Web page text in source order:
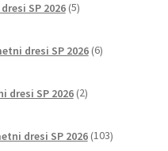
SP 2026 5izdelkov
dresi SP 2026 6izdelkov
dresi SP 2026 2izdelka
dresi SP 2026 103izdelki